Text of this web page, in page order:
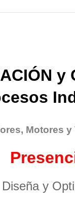
Motores
Diseña y